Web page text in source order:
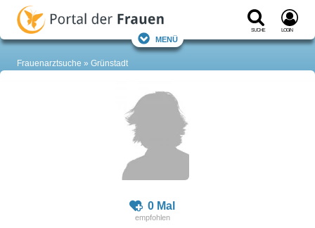
Suche Login
Menü
Frauenarztsuche Grünstadt
0 Mal